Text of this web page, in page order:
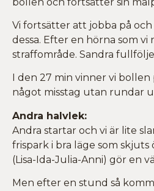
Vi fortsätter att jobba på
dessa. Efter en hörna som
straffområde. Sandra
I den 27 min vinner vi
något misstag utan rundar
Andra halvlek:
Andra startar och vi är lite
frispark i bra läge som
(Lisa-Ida-Julia-Anni) gör en
Men efter en stund så